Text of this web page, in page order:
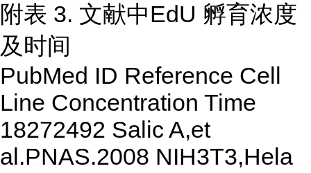
附表 3. 文献中EdU 孵育浓度
及时间
PubMed ID Reference Cell
Line Concentration Time
18272492 Salic A,et
al.PNAS.2008 NIH3T3,Hela